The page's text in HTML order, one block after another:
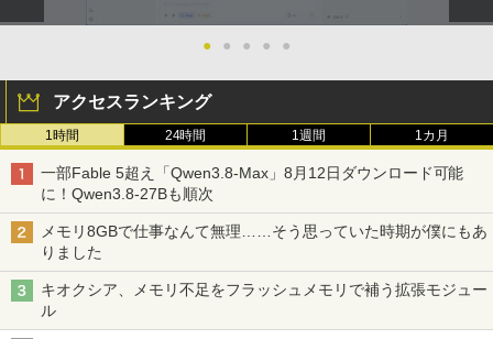
【エントリーでポイント100％還元のチ
ore i3 10110U 16GB DDR4 64GBまで増
設 512GB SSD M.2 2242 最大8TB Wind
ows11 Pro mini pc 4.1GHz WIFI6 BT5.
2 小型PC VESA対応 ミニパソコン 2画面
ップPC
￥66,248
[VETESA正規販売店]デスクトップパソ
ore i7 第4世代 Office付き メモリ16GB
像度 100Hzリフレッシュレート PCモニ
ター 薄型 サブモニター 在宅勤務 VESA
対応 HDMI VGA パソコンモニター チル
トpc/switch/ps4/ps5/xbox
￥11,980
ター 14インチ フルHD IPSパネル 非光沢
タッチ式/非タッチ式選択可能 Type-C対
サブディスプレイ デュアルモニター テレ
]
3
異世界魔王と召喚少女の奴隷魔術（30）
【電子書籍】[ 福田直叶 ]
￥792
4
追放された転生王子、『自動製作』スキ
● ● ● ● ●
アクセスランキング
1時間 24時間 1週間 1カ月
一部Fable 5超え「Qwen3.8-Max」8月12日ダウンロード可能
に！Qwen3.8-27Bも順次
メモリ8GBで仕事なんて無理……そう思っていた時期が僕にもあ
りました
キオクシア、メモリ不足をフラッシュメモリで補う拡張モジュー
ル